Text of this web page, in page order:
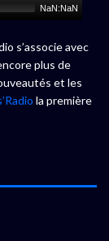
NaN:NaN
s’associe avec
plus de
et les
la première